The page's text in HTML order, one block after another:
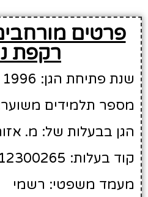
פרטים
רקפת
שנת פתיחת הגן: 1996
מספר תלמידים משוער: 28
הגן בבעלות של: מ.
קוד בעלות: 12300265
מעמד משפטי: רשמי